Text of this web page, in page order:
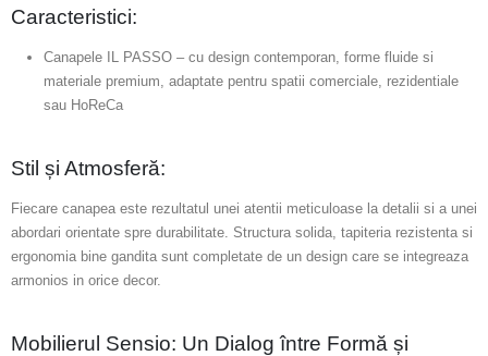
Caracteristici:
Canapele IL PASSO – cu design contemporan, forme fluide si
materiale premium, adaptate pentru spatii comerciale, rezidentiale
sau HoReCa
Stil și Atmosferă:
Fiecare canapea este rezultatul unei atentii meticuloase la detalii si a unei
abordari orientate spre durabilitate. Structura solida, tapiteria rezistenta si
ergonomia bine gandita sunt completate de un design care se integreaza
armonios in orice decor.
Mobilierul Sensio: Un Dialog între Formă și